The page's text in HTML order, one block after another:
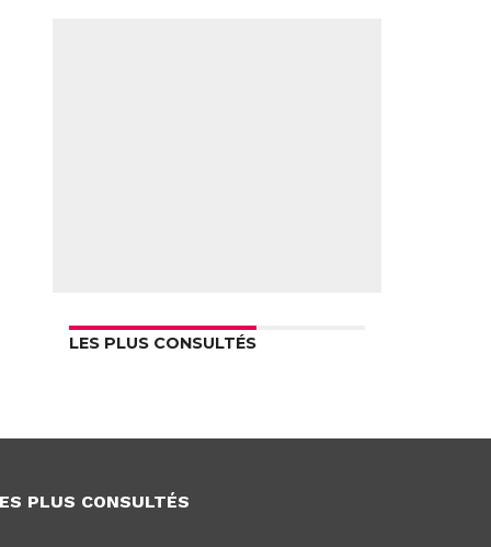
LES PLUS CONSULTÉS
PLUS CONSULTÉS